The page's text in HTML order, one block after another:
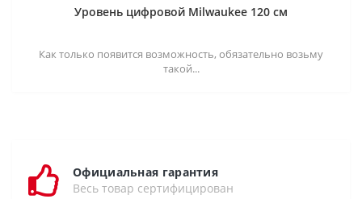
Уровень цифровой Milwaukee 120 см
Как только появится возможность, обязательно возьму
такой...
Официальная гарантия
Весь товар сертифицирован